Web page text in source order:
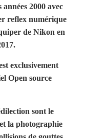
2000 avec
reflex numérique
de Nikon en
exclusivement
Open source
sont le
la photographie